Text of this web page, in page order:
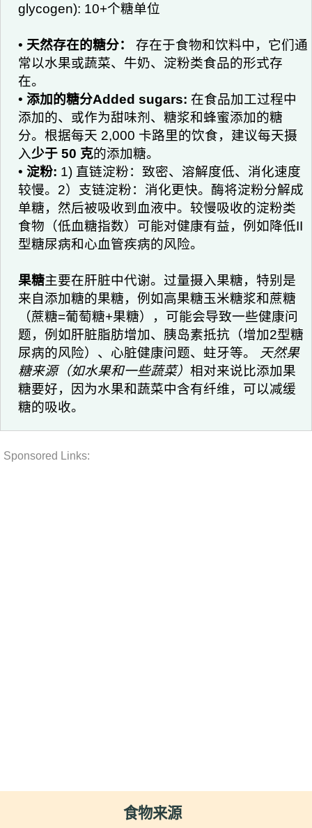
glycogen): 10+个糖单位
• 天然存在的糖分：
存在于食物和饮料中，它们通
常以水果或蔬菜、牛奶、淀粉类食品的形式存
在。
• 添加的糖分Added sugars: 在食品加工过程中
添加的、或作为甜味剂、糖浆和蜂蜜添加的糖
分。根据每天 2,000 卡路里的饮食，建议每天摄
入少于 50 克的添加糖。
• 淀粉: 1) 直链淀粉：致密、溶解度低、消化速度
较慢。2）支链淀粉：消化更快。酶将淀粉分解成
单糖，然后被吸收到血液中。较慢吸收的淀粉类
食物（低血糖指数）可能对健康有益，例如降低II
型糖尿病和心血管疾病的风险。
果糖主要在肝脏中代谢。过量摄入果糖，特别是
来自添加糖的果糖，例如高果糖玉米糖浆和蔗糖
（蔗糖=葡萄糖+果糖），可能会导致一些健康问
题，例如肝脏脂肪增加、胰岛素抵抗（增加2型糖
尿病的风险）、心脏健康问题、蛀牙等。
天然果
糖来源（如水果和一些蔬菜） 相对来说比添加果
糖要好，因为水果和蔬菜中含有纤维，可以减缓
糖的吸收。
Sponsored Links:
食物来源